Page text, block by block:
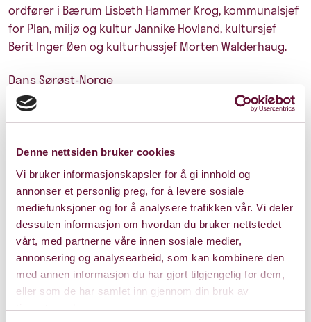
Denne nettsiden bruker cookies
Vi bruker informasjonskapsler for å gi innhold og
annonser et personlig preg, for å levere sosiale
mediefunksjoner og for å analysere trafikken vår. Vi deler
dessuten informasjon om hvordan du bruker nettstedet
vårt, med partnerne våre innen sosiale medier,
annonsering og analysearbeid, som kan kombinere den
med annen informasjon du har gjort tilgjengelig for dem,
eller som de har samlet inn gjennom din bruk av
tjenestene deres.
ordfører i Bærum Lisbeth Hammer Krog, kommunalsjef
for Plan, miljø og kultur Jannike Hovland, kultursjef
Berit Inger Øen og kulturhussjef Morten Walderhaug.
Dans Sørøst-Norge
Aktiviteten til Dans Sørøst-Norge er stor. I 2019 kan
Antall danseforestililnger: 157
Publikum, dans: 25 582
Co-produksjoner: 10
Produksjoner: 93
Turnéprodusent: 8 produksjoner, 80 forestillinger, 31
arrangører
Barn og unge: 10 produksjoner, 74 forestillinger
Produsenter: 3
Les mer omDans Sørøst-Norge